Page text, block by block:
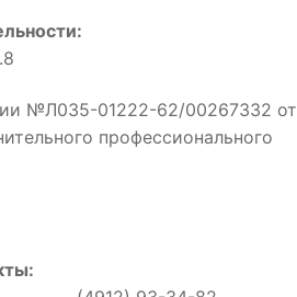
№Л035-01222-62/00267332 от
профессионального